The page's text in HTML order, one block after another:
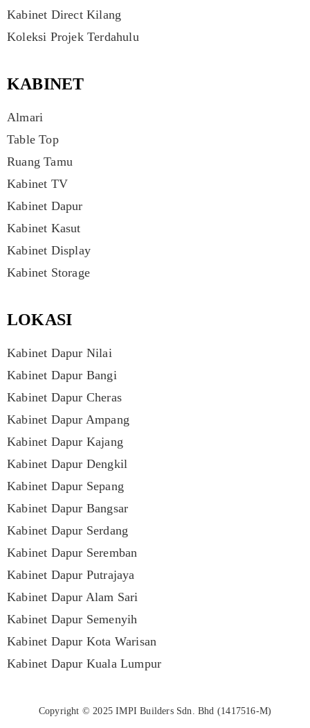
Kabinet Direct Kilang
Koleksi Projek Terdahulu
KABINET
Almari
Table Top
Ruang Tamu
Kabinet TV
Kabinet Dapur
Kabinet Kasut
Kabinet Display
Kabinet Storage
LOKASI
Kabinet Dapur Nilai
Kabinet Dapur Bangi
Kabinet Dapur Cheras
Kabinet Dapur Ampang
Kabinet Dapur Kajang
Kabinet Dapur Dengkil
Kabinet Dapur Sepang
Kabinet Dapur Bangsar
Kabinet Dapur Serdang
Kabinet Dapur Seremban
Kabinet Dapur Putrajaya
Kabinet Dapur Alam Sari
Kabinet Dapur Semenyih
Kabinet Dapur Kota Warisan
Kabinet Dapur Kuala Lumpur
Copyright © 2025IMPI Builders Sdn. Bhd (1417516-M)